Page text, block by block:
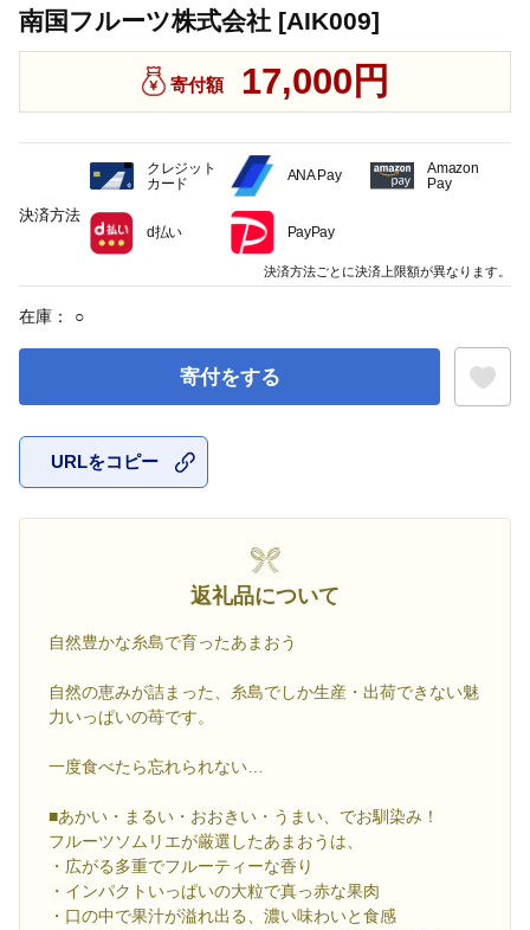
南国フルーツ株式会社 [AIK009]
寄付額 17,000円
在庫： ○
寄付をする
URLをコピー
返礼品について
自然豊かな糸島で育ったあまおう
自然の恵みが詰まった、糸島でしか生産・出荷できない魅
力いっぱいの苺です。
一度食べたら忘れられない…
■あかい・まるい・おおきい・うまい、でお馴染み！
フルーツソムリエが厳選したあまおうは、
・広がる多重でフルーティーな香り
・インパクトいっぱいの大粒で真っ赤な果肉
・口の中で果汁が溢れ出る、濃い味わいと食感
決済方法
クレジット
カード
ANA Pay
Amazon
Pay
d払い PayPay
決済方法ごとに決済上限額が異なります。